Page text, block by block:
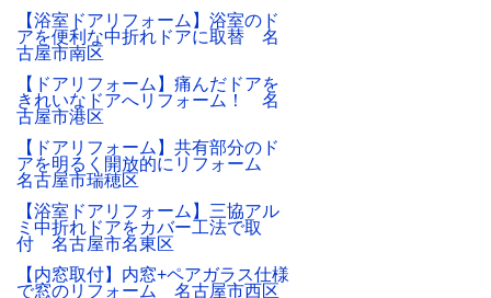
【浴室ドアリフォーム】浴室のド
アを便利な中折れドアに取替 名
古屋市南区
【ドアリフォーム】痛んだドアを
きれいなドアへリフォーム！ 名
古屋市港区
【ドアリフォーム】共有部分のド
アを明るく開放的にリフォーム
名古屋市瑞穂区
【浴室ドアリフォーム】三協アル
ミ中折れドアをカバー工法で取
付 名古屋市名東区
【内窓取付】内窓+ペアガラス仕様
で窓のリフォーム 名古屋市西区